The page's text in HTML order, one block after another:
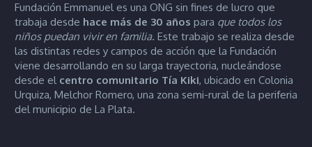
Fundación Emmanuel es una ONG sin fines de lucro que
trabaja desde hace más de 30 años para que todos los
niños puedan vivir en familia. Este trabajo se realiza desde
las distintas redes y campos de acción que la Fundación
viene desarrollando en su larga trayectoria, nucleándose
desde el centro comunitario Tía Kiki, ubicado en Colonia
Urquiza, Melchor Romero, una zona semi-rural de la periferia
del municipio de La Plata.